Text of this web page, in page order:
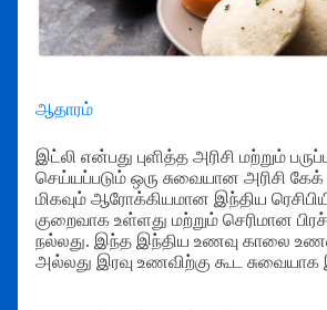
ஆதாரம்
இட்லி என்பது புளித்த அரிசி மற்றும்
செய்யப்படும் ஒரு சுவையான அரிசி
மிகவும் ஆரோக்கியமான இந்திய
குறைவாக உள்ளது மற்றும் செரிமான
நல்லது. இந்த இந்திய உணவு காலை
அல்லது இரவு உணவிற்கு கூட சுவையாக